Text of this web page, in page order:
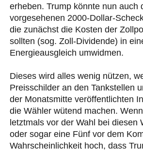
erheben. Trump könnte nun auch
vorgesehenen 2000-Dollar-
die zunächst die Kosten der
sollten (sog. Zoll-Dividende) in
Energieausgleich umwidmen.
Dieses wird alles wenig nützen,
Preisschilder an den Tankstellen
der Monatsmitte veröffentlichten
die Wähler wütend machen.
letztmals vor der Wahl bei diesen
oder sogar eine Fünf vor dem
Wahrscheinlichkeit hoch, dass